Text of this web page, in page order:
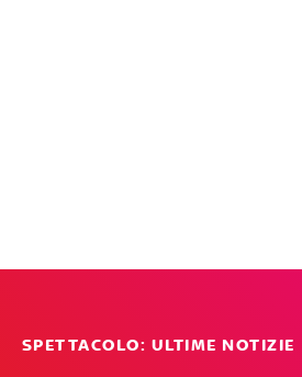
SPETTACOLO: ULTIME NOTIZIE